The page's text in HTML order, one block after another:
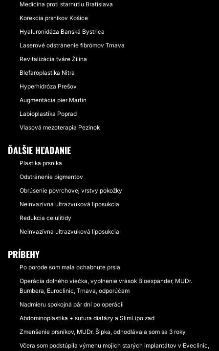
Medicína proti starnutiu Bratislava
Korekcia prsníkov Košice
Hyaluronidáza Banská Bystrica
Laserové odstránenie fibrómov Trnava
Revitalizácia tváre Žilina
Blefaroplastika Nitra
Hyperhidróza Prešov
Augmentácia pier Martin
Labioplastika Poprad
Vlasová mezoterapia Pezinok
ĎALŠIE HĽADANIE
Plastika prsníka
Odstránenie pigmentov
Obrúsenie povrchovej vrstvy pokožky
Neinvazívna ultrazvuková liposukcia
Redukcia celulitídy
Neinvazívna ultrazvuková liposukcia
PRÍBEHY
Po porode som mala ochabnute prsia
Operácia dolného viečka, vyplnenie vrások Bioexpander, MUDr.
Bumbera, Euroclinic, Trnava, odporúčam
Nadmieru spokojná pár dní po operácii
Abdominoplastika + sutura diatázy a SlimLipo zad
Zmenšenie prsníkov, MUDr. Šipka, odhodlávala som sa 3 roky
Včera som podstúpila výmenu mojich starých implantátov v Eveclinic,